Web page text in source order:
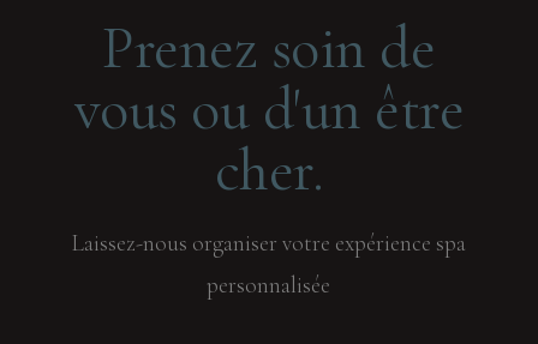
Prenez soin de
vous ou d'un être
cher.
Laissez-nous organiser votre expérience spa
personnalisée